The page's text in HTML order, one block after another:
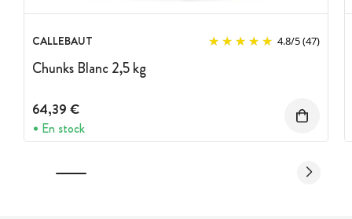
CALLEBAUT 4.8/5(47)
Chunks Blanc 2,5 kg
64,39 €
En stock